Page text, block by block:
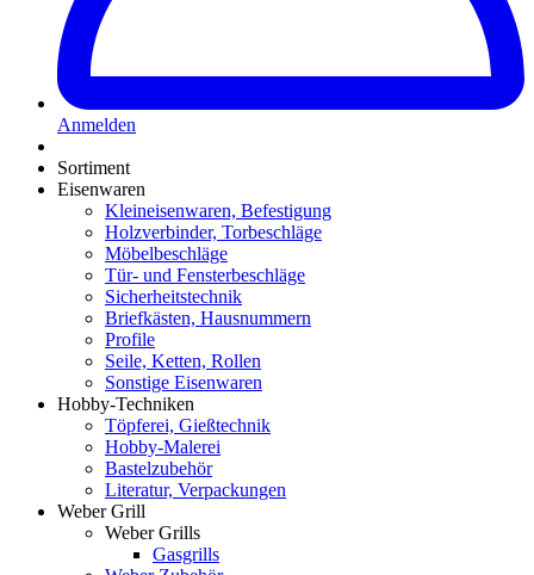
Anmelden
Sortiment
Eisenwaren
Kleineisenwaren, Befestigung
Holzverbinder, Torbeschläge
Möbelbeschläge
Tür- und Fensterbeschläge
Sicherheitstechnik
Briefkästen, Hausnummern
Profile
Seile, Ketten, Rollen
Sonstige Eisenwaren
Hobby-Techniken
Töpferei, Gießtechnik
Hobby-Malerei
Bastelzubehör
Literatur, Verpackungen
Weber Grill
Weber Grills
Gasgrills